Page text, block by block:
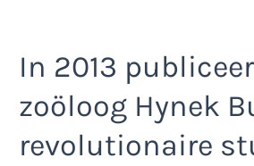
In 2013
zoöloog Hynek
revolutionaire